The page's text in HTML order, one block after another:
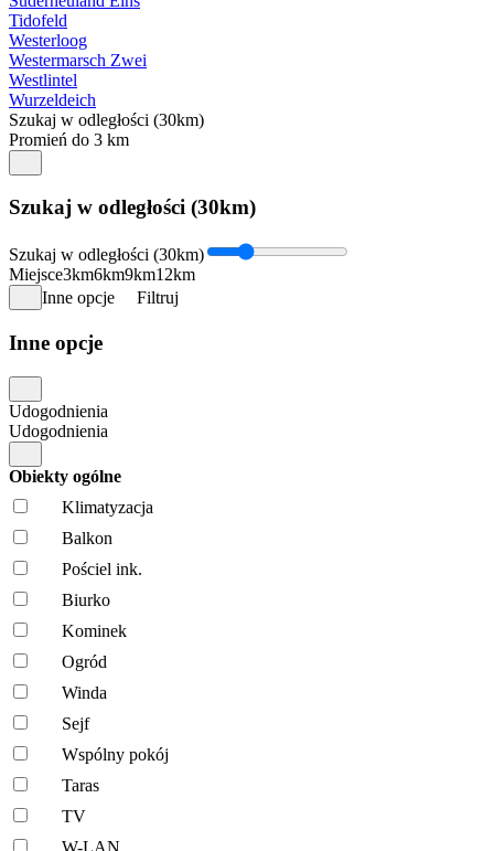
Tidofeld
Westerloog
Westermarsch Zwei
Westlintel
Wurzeldeich
Szukaj w odległości (30km)
Promień do 3 km
Szukaj w odległości (30km)
Szukaj w odległości (30km)
Miejsce3km6km9km12km
Inne opcje
Filtruj
Inne opcje
Udogodnienia
Udogodnienia
Obiekty ogólne
Klimatyzacja
Balkon
Pościel ink.
Biurko
Kominek
Ogród
Winda
Sejf
Wspólny pokój
Taras
TV
W-LAN